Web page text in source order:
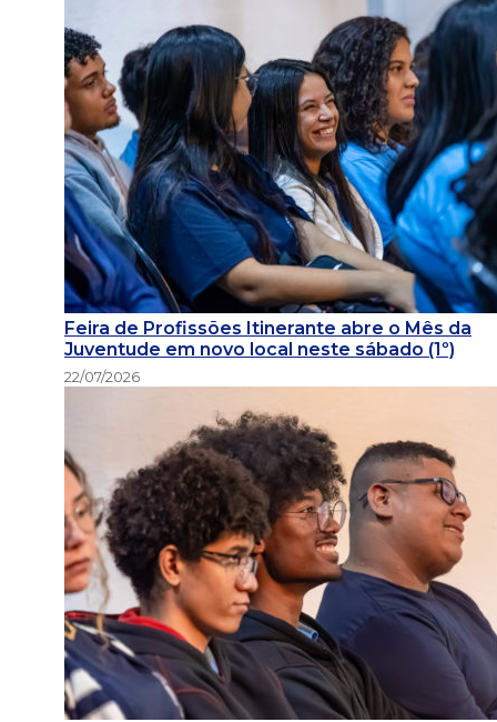
Feira de Profissões Itinerante abre o Mês da
Juventude em novo local neste sábado (1º)
22/07/2026